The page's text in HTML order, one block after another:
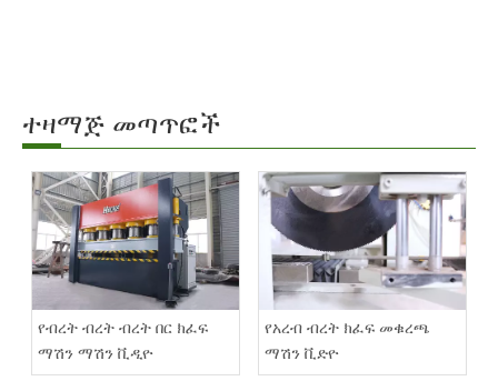
ተዛማጅ መጣጥፎች
የብረት ብረት ብረት በር ክፈፍ
ማሽን ማሽን ቪዲዮ
የአረብ ብረት ክፈፍ መቁረጫ
ማሽን ቪድዮ